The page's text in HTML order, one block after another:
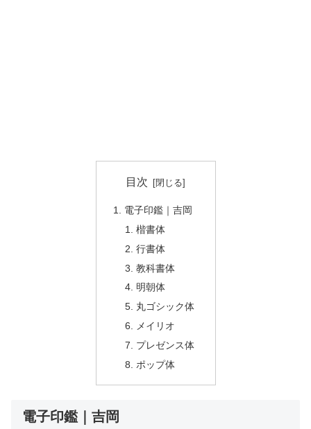
目次
電子印鑑｜吉岡
楷書体
行書体
教科書体
明朝体
丸ゴシック体
メイリオ
プレゼンス体
ポップ体
電子印鑑｜吉岡